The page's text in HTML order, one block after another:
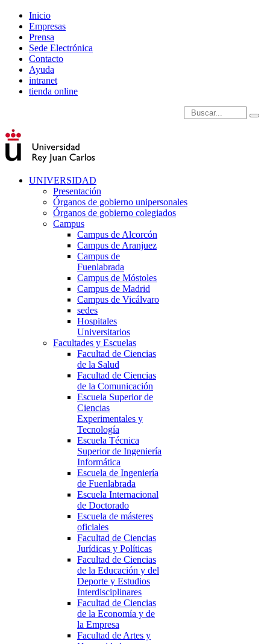
Inicio
Empresas
Prensa
Sede Electrónica
Contacto
Ayuda
intranet
tienda online
Introduce términos de
UNIVERSIDAD
Presentación
Órganos de gobierno unipersonales
Órganos de gobierno colegiados
Campus
Campus de Alcorcón
Campus de Aranjuez
Campus de
Fuenlabrada
Campus de Móstoles
Campus de Madrid
Campus de Vicálvaro
sedes
Hospitales
Universitarios
Facultades y Escuelas
Facultad de Ciencias
de la Salud
Facultad de Ciencias
de la Comunicación
Escuela Superior de
Ciencias
Experimentales y
Tecnología
Escuela Técnica
Superior de Ingeniería
Informática
Escuela de Ingeniería
de Fuenlabrada
Escuela Internacional
de Doctorado
Escuela de másteres
oficiales
Facultad de Ciencias
Jurídicas y Políticas
Facultad de Ciencias
de la Educación y del
Deporte y Estudios
Interdisciplinares
Facultad de Ciencias
de la Economía y de
la Empresa
Facultad de Artes y